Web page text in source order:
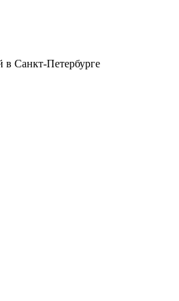
в Санкт-Петербурге